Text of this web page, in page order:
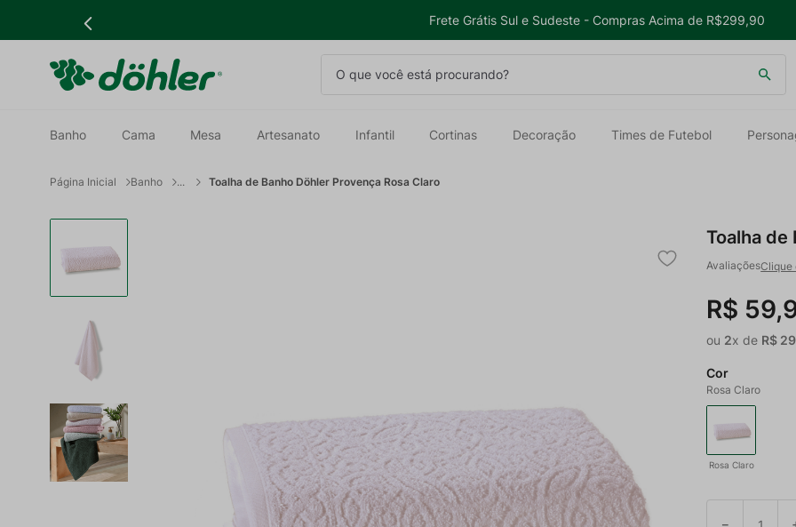
Frete Grátis Sul e Sudeste - Compras Acima de R$299,90
Banho Cama Mesa Artesanato Infantil Cortinas Decoração Times de Futebol
Banho Toalha de Banho Döhler Provença Rosa Claro
Toalha de
Clique
R$ 59,
ou 2x de R$ 29
Cor
Rosa Claro
Rosa Claro
－